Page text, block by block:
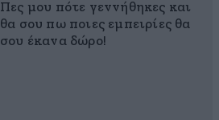
Πες μου πότε γεννήθηκες και
θα σου πω ποιες εμπειρίες θα
σου έκανα δώρο!